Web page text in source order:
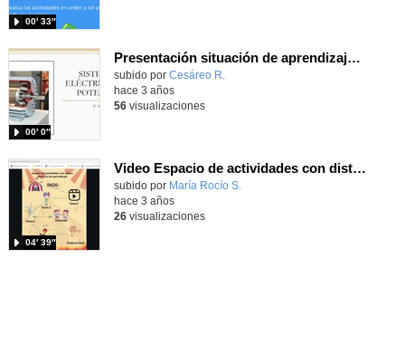
00′ 33″
Presentación situación de aprendizaje Sistemas de Potencia
Contenido educativo.
subido por Cesáreo R.
00′ 0″
hace 3 años
56visualizaciones
Video Espacio de actividades con distintos ritmos de aprendizaje
Contenido educativo.
subido por María Rocío S.
04′ 39″
hace 3 años
26visualizaciones